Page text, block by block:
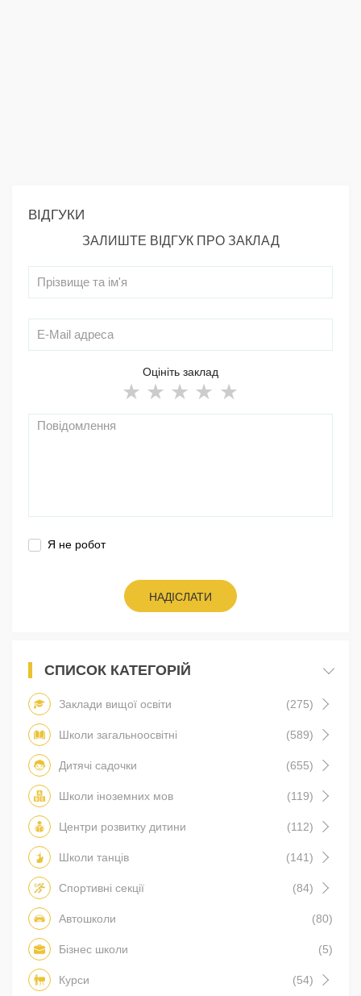
ВІДГУКИ
ЗАЛИШТЕ ВІДГУК ПРО ЗАКЛАД
Оцініть заклад
Я не робот
НАДІСЛАТИ
СПИСОК КАТЕГОРІЙ
Заклади вищої освіти (275)
Школи загальноосвітні (589)
Дитячі садочки (655)
Школи іноземних мов (119)
Центри розвитку дитини (112)
Школи танців (141)
Спортивні секції (84)
Автошколи (80)
Бізнес школи (5)
Курси (54)